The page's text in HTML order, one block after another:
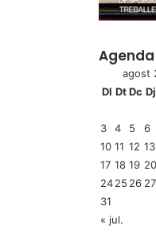
Agenda
agost
Dl Dt Dc Dj
3
4 5 6
10 11 12 13
17 18 19 20
2425 26 27
31
« jul.